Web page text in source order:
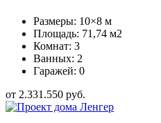
Размеры: 10×8 м
Площадь: 71,74 м2
Комнат: 3
Ванных: 2
Гаражей: 0
от 2.331.550 руб.